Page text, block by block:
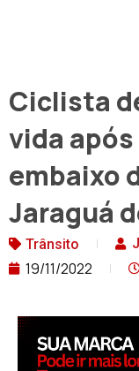
Ciclista
vida
embaixo
Jaraguá
Trânsito
19/11/2022